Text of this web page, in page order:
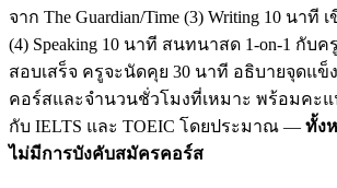
จาก The Guardian/Time (3) Writing 10 นาที
(4) Speaking 10 นาที สนทนาสด 1-on-1 กับ
สอบเสร็จ ครูจะนัดคุย 30 นาที อธิบายจุดแข็
คอร์สและจำนวนชั่วโมงที่เหมาะ พร้อมคะแ
กับ IELTS และ TOEIC โดยประมาณ — ทั้ง
ไม่มีการบังคับสมัครคอร์ส